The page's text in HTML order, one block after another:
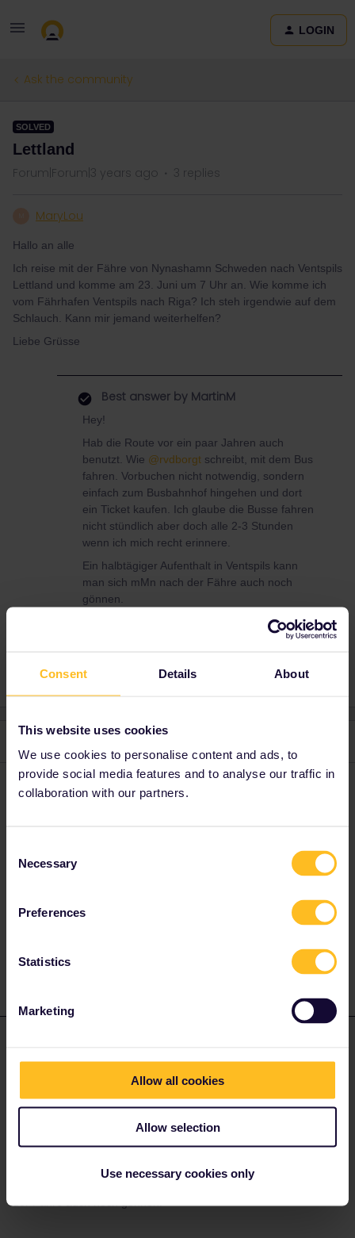
Consent Details About
This website uses cookies
We use cookies to personalise content and ads, to
provide social media features and to analyse our traffic in
collaboration with our partners.
Selection
Necessary
Preferences
Statistics
Marketing
Allow all cookies
Allow selection
Use necessary cookies only
LOGIN
Ask the community
SOLVED
Lettland
Forum|Forum|3 years ago 3 replies
MaryLou
Hallo an alle
Ich reise mit der Fähre von Nynashamn Schweden nach Ventspils
Lettland und komme am 23. Juni um 7 Uhr an. Wie komme ich
vom Fährhafen Ventspils nach Riga? Ich steh irgendwie auf dem
Schlauch. Kann mir jemand weiterhelfen?
Liebe Grüsse
Best answer by MartinM
Hey!
Hab die Route vor ein paar Jahren auch
benutzt. Wie @rvdborgt schreibt, mit dem Bus
fahren. Vorbuchen nicht notwendig, sondern
einfach zum Busbahnhof hingehen und dort
ein Ticket kaufen. Ich glaube die Busse fahren
nicht stündlich aber doch alle 2-3 Stunden
wenn ich mich recht erinnere.
Ein halbtägiger Aufenthalt in Ventspils kann
man sich mMn nach der Fähre auch noch
gönnen.
R rvdborgt
private message. That's the quickest way to get a
response. I don't work for Eurail/Interrail.
Hab die Route vor ein paar Jahren auch benutzt. Wie
@rvdborgtschreibt, mit dem Bus fahren. Vorbuchen nicht
notwendig, sondern einfach zum Busbahnhof hingehen und dort
ein Ticket kaufen. Ich glaube die Busse fahren nicht stündlich